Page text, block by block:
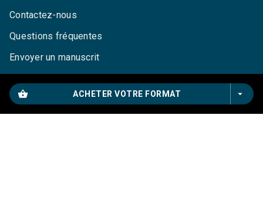
shopping_basket ACHETER VOTRE FORMAT arrow_drop_down
Contactez-nous
Questions fréquentes
Envoyer un manuscrit
Droits